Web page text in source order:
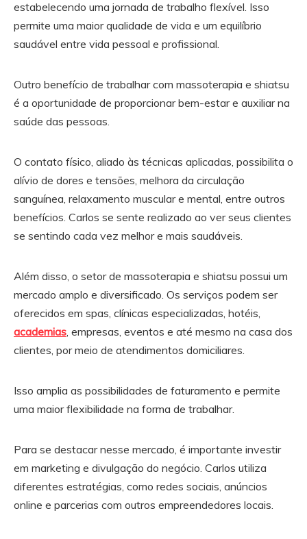
estabelecendo uma jornada de trabalho flexível. Isso
permite uma maior qualidade de vida e um equilíbrio
saudável entre vida pessoal e profissional.
Outro benefício de trabalhar com massoterapia e shiatsu
é a oportunidade de proporcionar bem-estar e auxiliar na
saúde das pessoas.
O contato físico, aliado às técnicas aplicadas, possibilita o
alívio de dores e tensões, melhora da circulação
sanguínea, relaxamento muscular e mental, entre outros
benefícios. Carlos se sente realizado ao ver seus clientes
se sentindo cada vez melhor e mais saudáveis.
Além disso, o setor de massoterapia e shiatsu possui um
mercado amplo e diversificado. Os serviços podem ser
oferecidos em spas, clínicas especializadas, hotéis,
academias, empresas, eventos e até mesmo na casa dos
clientes, por meio de atendimentos domiciliares.
Isso amplia as possibilidades de faturamento e permite
uma maior flexibilidade na forma de trabalhar.
Para se destacar nesse mercado, é importante investir
em marketing e divulgação do negócio. Carlos utiliza
diferentes estratégias, como redes sociais, anúncios
online e parcerias com outros empreendedores locais.